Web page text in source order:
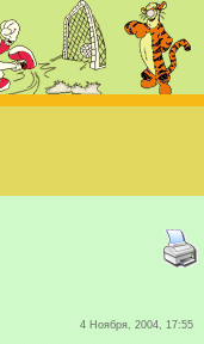
4 Ноября, 2004, 17:55